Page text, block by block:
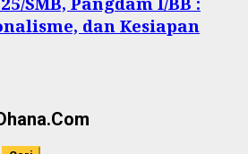
dan Kesiapan